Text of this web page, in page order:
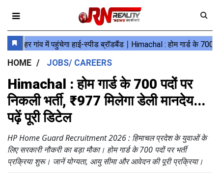
HOME JOBS/ CAREERS
Himachal : होम गार्ड के 700 पदों पर
निकली भर्ती, ₹977 मिलेगा डेली मानदेय...
पढ़ें पूरी डिटेल
HP Home Guard Recruitment 2026 : हिमाचल प्रदेश के युवाओं के
लिए सरकारी नौकरी का बड़ा मौका। होम गार्ड के 700 पदों पर भर्ती
प्रक्रिया शुरू। जानें योग्यता, आयु सीमा और आवेदन की पूरी प्रक्रिया।